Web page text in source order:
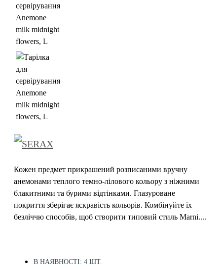
Кожен предмет прикрашений розписаними вручну
анемонами теплого темно-лілового кольору з ніжними
блакитними та бурими відтінками. Глазуроване
покриття зберігає яскравість кольорів. Комбінуйте їх
безліччю способів, щоб створити типовий стиль Marni....
В НАЯВНОСТІ: 4 ШТ.